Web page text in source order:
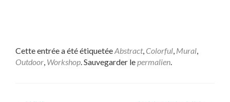
Cette entrée a été étiquetéeAbstract, Colorful, Mural,
Outdoor, Workshop. Sauvegarder lepermalien.